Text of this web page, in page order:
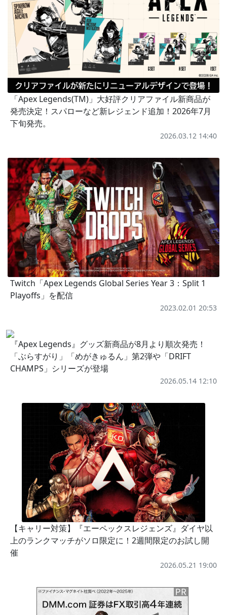
「Apex Legends(TM)」大好評クリアファイル新商品が
発売決定！スパローなど新レジェンド追加！2026年7月
下旬発売。
2026.03.12 14:40
Twitch「Apex Legends Global Series Year 3：Split 1
Playoffs」を配信
2023.02.01 20:53
『Apex Legends』グッズ新商品が8月より順次発売！
「ぶらすがり」「めがきゅるん」第2弾や「DRIFT
CHAMPS」シリーズが登場
2026.05.14 12:10
【キャリー対策】『エーペックスレジェンズ』ダイヤ以
上のランクマッチがソロ限定に！2週間限定のお試し開
催
2026.05.21 19:00